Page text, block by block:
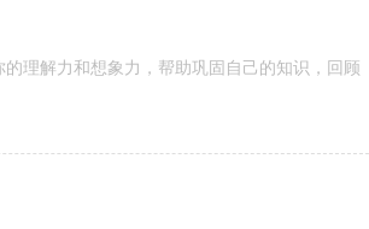
理解力和想象力，帮助巩固自己的知识，回顾